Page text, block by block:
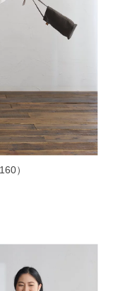
）